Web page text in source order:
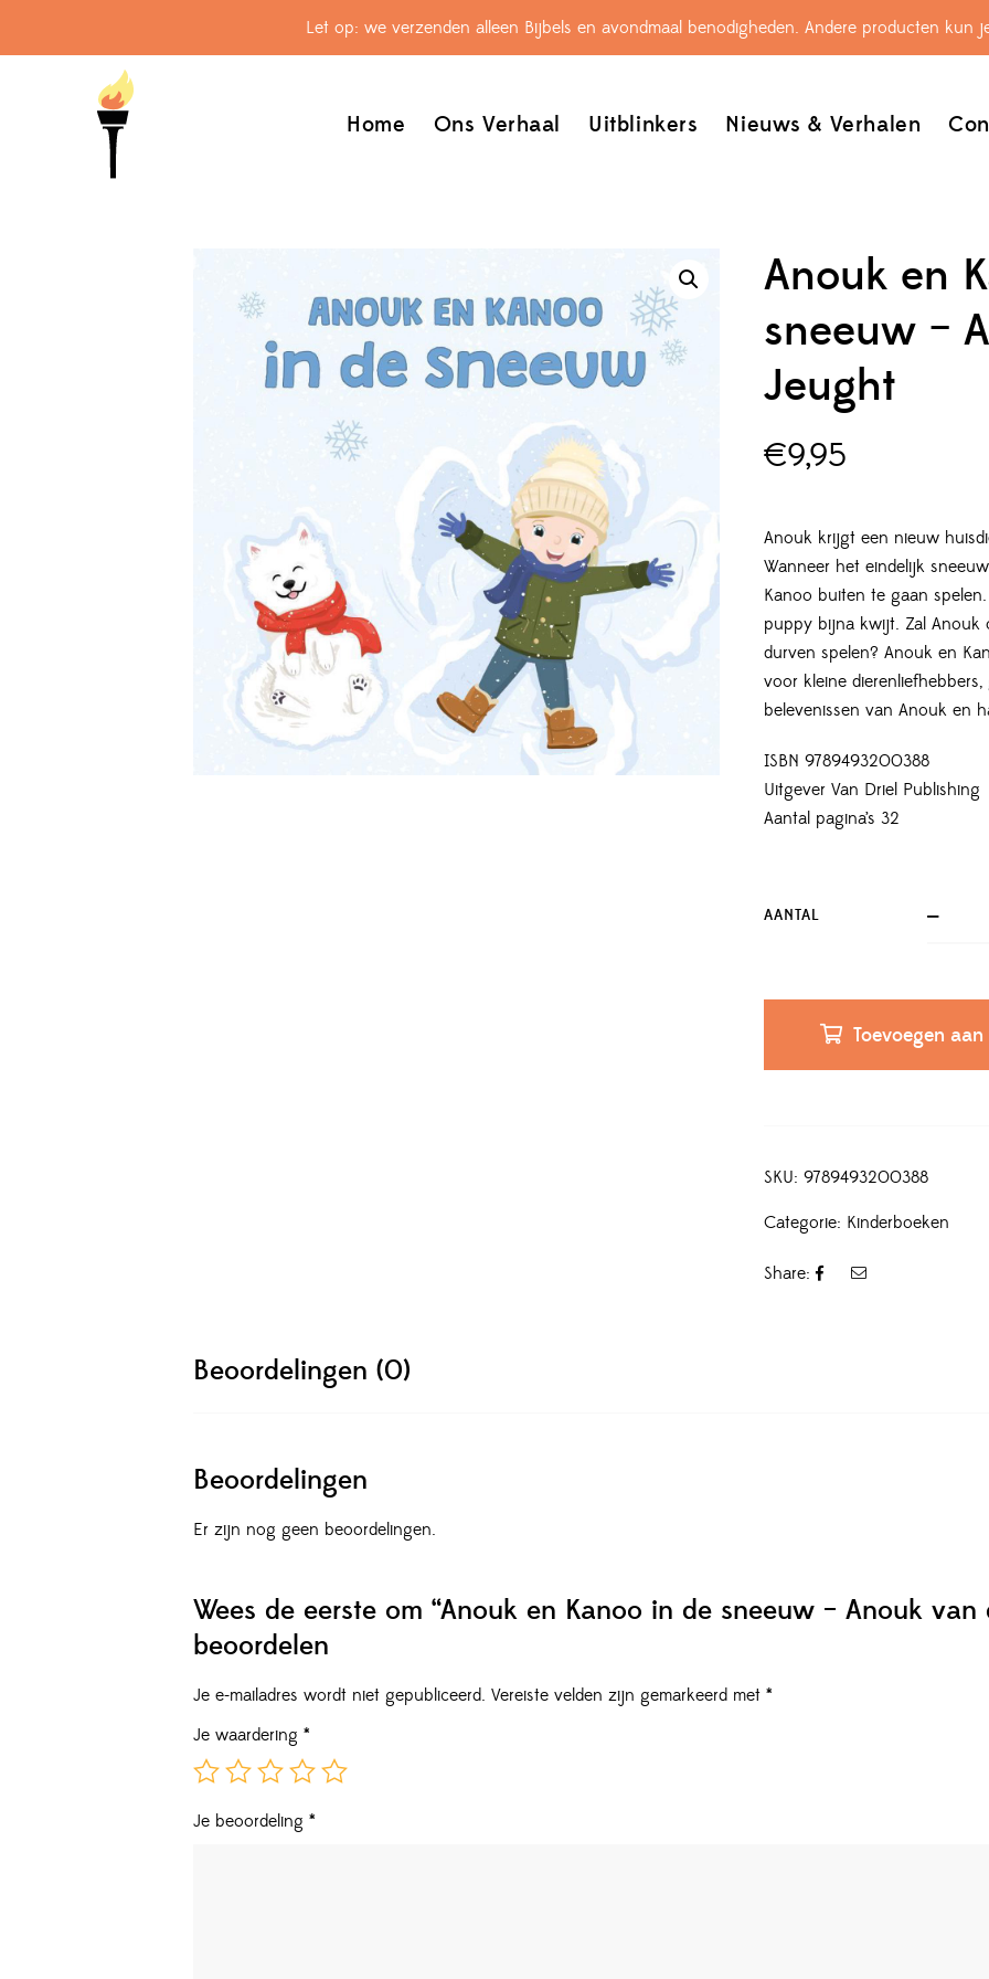
Let op: we verzenden alleen Bijbels en avondmaal benodigheden. Andere producten kun
Home Ons Verhaal Uitblinkers Nieuws & Verhalen
Anouk en
sneeuw –
Jeught
€9,95
Anouk krijgt een nieuw
Wanneer het eindelijk
Kanoo buiten te gaan
puppy bijna kwijt. Zal Anouk
durven spelen? Anouk en
voor kleine
belevenissen van Anouk en
ISBN 9789493200388
Uitgever Van Driel Publishing
Aantal pagina’s 32
AANTAL
Toevoegen
SKU: 9789493200388
Categorie: Kinderboeken
Share:
Beoordelingen (0)
Beoordelingen
Er zijn nog geen beoordelingen.
Wees de eerste om “Anouk en Kanoo in de sneeuw – Anouk van
beoordelen
Je e-mailadres wordt niet gepubliceerd. Vereiste velden zijn gemarkeerd met *
Je waardering *
Je beoordeling *